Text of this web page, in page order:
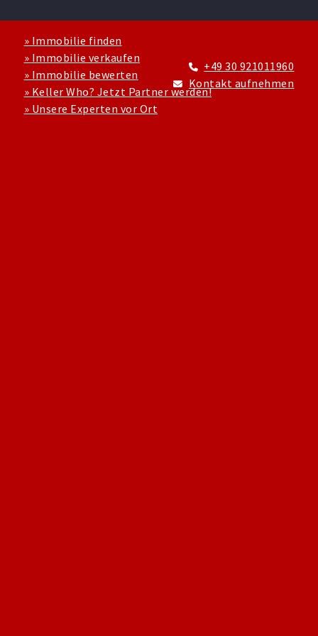
» Immobilie finden
» Immobilie verkaufen
» Immobilie bewerten
» Keller Who? Jetzt Partner werden!
» Unsere Experten vor Ort
+49 30 921011960
Kontakt aufnehmen